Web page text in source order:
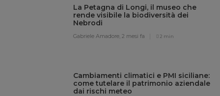
La Petagna di Longi, il museo che
rende visibile la biodiversità dei
Nebrodi
Gabriele Amadore,2 mesi fa 2 min
Cambiamenti climatici e PMI siciliane:
come tutelare il patrimonio aziendale
dai rischi meteo